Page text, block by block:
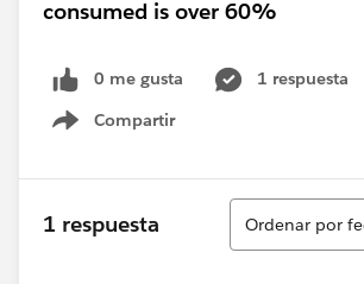
consumed is over 60%
0 me gusta
1 respuesta
Compartir
Show menu
1 respuesta
Ordenar
Ordenar por